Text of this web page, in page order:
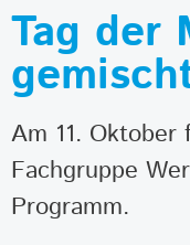
Tag der
Am 11.
Fachgruppe
Programm.